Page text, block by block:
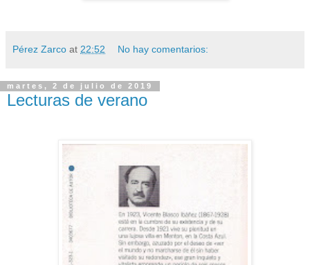
Pérez Zarco at 22:52 No hay comentarios:
martes, 2 de julio de 2019
Lecturas de verano